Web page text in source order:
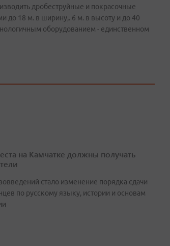
дробеструйные и покрасочные
до 18 м. в ширину,. 6 м. в высоту и до 40
оборудованием - единственном
на Камчатке должны получать
стало изменение порядка сдачи
по русскому языку, истории и основам